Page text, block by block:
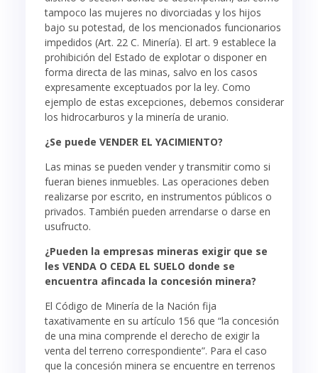
tampoco las mujeres no divorciadas y los hijos
bajo su potestad, de los mencionados funcionarios
impedidos (Art. 22 C. Minería). El art. 9 establece la
prohibición del Estado de explotar o disponer en
forma directa de las minas, salvo en los casos
expresamente exceptuados por la ley. Como
ejemplo de estas excepciones, debemos considerar
los hidrocarburos y la minería de uranio.
¿Se puede VENDER EL YACIMIENTO?
Las minas se pueden vender y transmitir como si
fueran bienes inmuebles. Las operaciones deben
realizarse por escrito, en instrumentos públicos o
privados. También pueden arrendarse o darse en
usufructo.
¿Pueden la empresas mineras exigir que se
les VENDA O CEDA EL SUELO donde se
encuentra afincada la concesión minera?
El Código de Minería de la Nación fija
taxativamente en su artículo 156 que “la concesión
de una mina comprende el derecho de exigir la
venta del terreno correspondiente”. Para el caso
que la concesión minera se encuentre en terrenos